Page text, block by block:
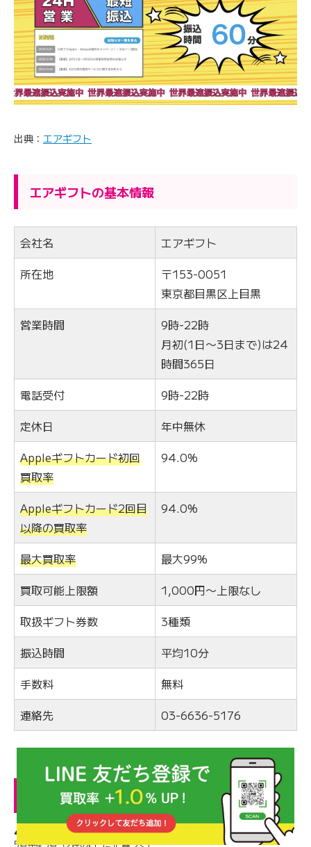
出典： エアギフト
エアギフトの基本情報
会社名
エアギフト
所在地
〒153-0051
東京都目黒区上目黒
営業時間
9時-22時
月初(1日〜3日まで)は24
時間365日
電話受付
9時-22時
定休日
年中無休
Appleギフトカード初回
買取率
94.0%
Appleギフトカード2回目
以降の買取率
94.0%
最大買取率
最大99%
買取可能上限額
1,000円〜上限なし
取扱ギフト券数
3種類
振込時間
平均10分
手数料
無料
連絡先
03-6636-5176
エアギフトの口コミ
4.5
5点中4.5点（2件の口コミに基づく）